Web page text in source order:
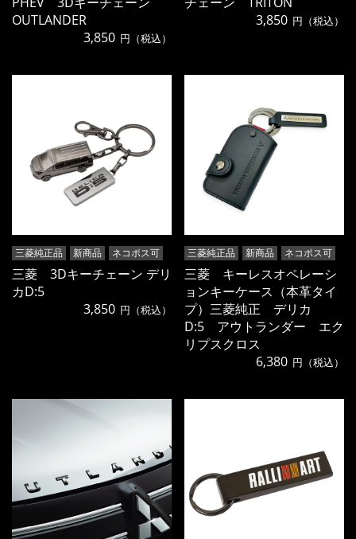
OUTLANDER
3,850 円（税込）
3,850 円（税込）
三菱純正品 新商品 ネコポス可
三菱 3Dキーチェーン デリ
カD:5
3,850 円（税込）
三菱純正品 新商品 ネコポス可
三菱 キーレスオペレーシ
ョンキーケース（本革タイ
プ）三菱純正 デリカ
D:5 アウトランダー エク
リプスクロス
6,380 円（税込）